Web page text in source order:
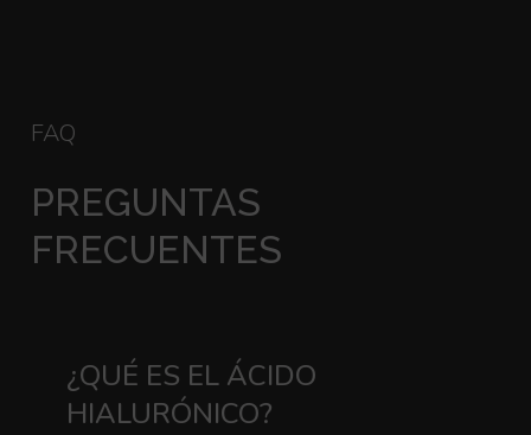
FAQ
PREGUNTAS
FRECUENTES
¿QUÉ ES EL ÁCIDO
HIALURÓNICO?